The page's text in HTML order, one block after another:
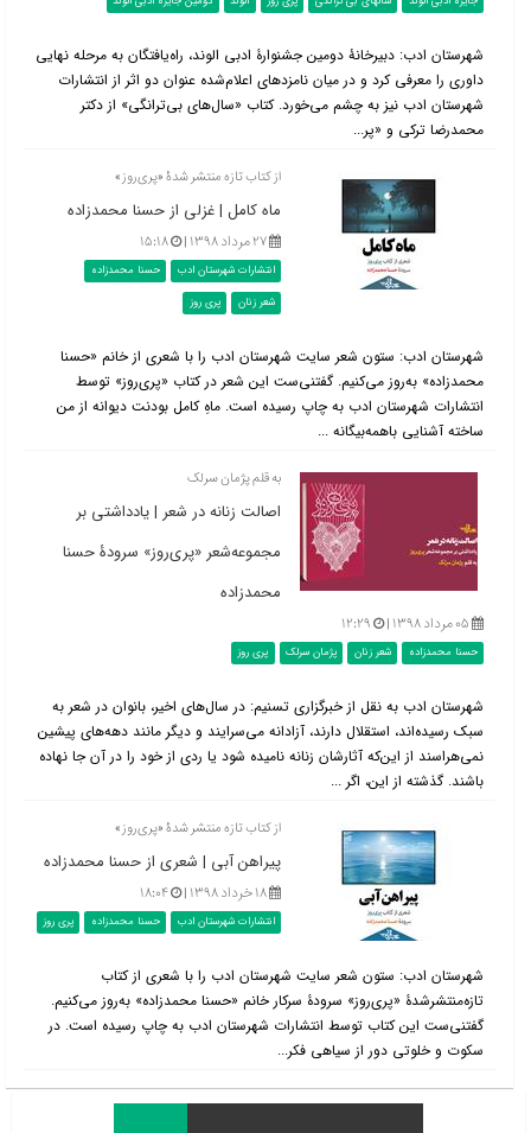
شهرستان ادب: دبیرخانۀ دومین جشنوارۀ ادبی الوند، راه‌یافتگان به مرحله نهایی
داوری را معرفی کرد و در میان نامزدهای اعلام‌شده عنوان دو اثر از انتشارات
شهرستان ادب نیز به چشم می‌خورد. کتاب «سال‌های بی‌ترانگی» از دکتر
محمدرضا ترکی و «پر...
از کتاب تازه منتشر شدۀ «پری‌روز»
ماه کامل | غزلی از حسنا محمدزاده
۲۷ مرداد ۱۳۹۸ | ۱۵:۱۸
انتشارات شهرستان ادب
حسنا محمدزاده
شعر زنان
پری روز
شهرستان ادب: ستون شعر سایت شهرستان ادب را با شعری از خانم «حسنا
محمدزاده» به‌روز می‌کنیم. گفتنی‌ست این شعر در کتاب «پری‌روز» توسط
انتشارات شهرستان ادب به چاپ رسیده است. ماهِ کامل بودنت دیوانه از من
ساخته آشنایی باهمه‌بیگانه ...
به قلم پژمان سرلک
اصالت زنانه در شعر | یادداشتی بر
مجموعه‌شعر «پری‌روز» سرودۀ حسنا
محمدزاده
۰۵ مرداد ۱۳۹۸ | ۱۲:۲۹
حسنا محمدزاده شعر زنان پژمان سرلک پری روز
شهرستان ادب به نقل از خبرگزاری تسنیم: در سال‌های اخیر، بانوان در شعر به
سبک رسیده‌اند، استقلال دارند، آزادانه می‌سرایند و دیگر مانند دهه‌های پیشین
نمی‌هراسند از این‌که آثارشان زنانه نامیده شود یا ردی از خود را در آن جا نهاده
باشند. گذشته از این، اگر ...
از کتاب تازه منتشر شدۀ «پری‌روز»
پیراهن آبی | شعری از حسنا محمدزاده
۱۸ خرداد ۱۳۹۸ | ۱۸:۰۴
انتشارات شهرستان ادب حسنا محمدزاده پری روز
شهرستان ادب: ستون شعر سایت شهرستان ادب را با شعری از کتاب
تازه‌منتشرشدۀ «پری‌روز» سرودۀ سرکار خانم «حسنا محمدزاده» به‌روز می‌کنیم.
گفتنی‌ست این کتاب توسط انتشارات شهرستان ادب به چاپ رسیده است. در
سکوت و خلوتی دور از سیاهی فکر...